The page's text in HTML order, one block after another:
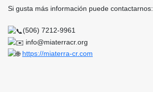
Si gusta más información puede contactarnos:
(506) 7212-9961
info@miaterracr.org
https://miaterra-cr.com